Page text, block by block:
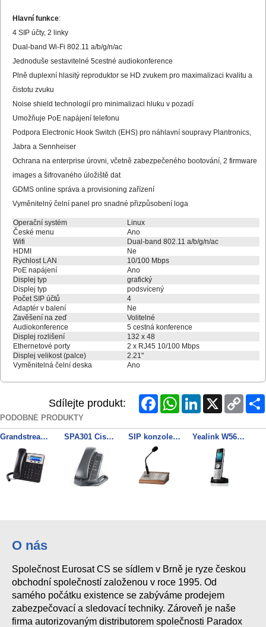
Hlavní funkce:
4 SIP účty, 2 linky
Dual-band Wi-Fi 802.11 a/b/g/n/ac
Jednoduše sestavitelné 5cestné audiokonference
Plně duplexní hlasitý reproduktor se HD zvukem pro maximalizaci kvalitu a
čistotu zvuku
Noise shield technologií pro minimalizaci hluku v pozadí
Umožňuje PoE napájení telefonu
Podpora Electronic Hook Switch (EHS) pro náhlavní soupravy Plantronics,
Jabra a Sennheiser
Ochrana na enterprise úrovni, včetně zabezpečeného bootování, 2 firmware
images a šifrovaného úložiště dat
GDMS online správa a provisioning zařízení
Vyměnitelný čelní panel pro snadné přizpůsobení loga
Operační systém
Linux
České menu
Ano
Wifi
Dual-band 802.11 a/b/g/n/ac
HDMI
Ne
Rychlost LAN
10/100 Mbps
PoE napájení
Ano
Displej typ
grafický
Displej typ
podsvícený
Počet SIP účtů
4
Adaptér v balení
Ne
Zavěšení na zeď
Volitelné
Audiokonference
5 cestná konference
Displej rozlišení
132 x 48
Ethernetové porty
2 x RJ45 10/100 Mbps
Displej velikost (palce)
2.21"
Vyměnitelná čelní deska
Ano
Sdílejte produkt: FacebookWhatsAppLinkedInX
Copy
Link
PODOBNÉ PRODUKTY
Grandstream GXP1625 SIP telefon SPA301 Cisco SIP VOIP telefon SIP konzole s mikrofonem Organic 914431E Yealink W56H SIP DECT ručka
O nás
Společnost Eurosat CS se sídlem v Brně je ryze českou
obchodní společností založenou v roce 1995. Od
samého počátku existence se zabýváme prodejem
zabezpečovací a sledovací techniky. Zároveň je naše
firma autorizovaným distributorem společnosti Paradox